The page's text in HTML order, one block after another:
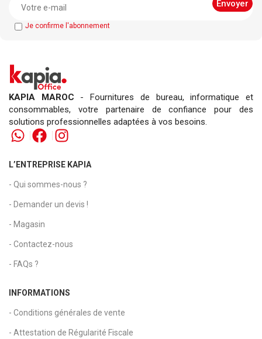
Je confirme l'abonnement
KAPIA MAROC - Fournitures de bureau, informatique et
consommables, votre partenaire de confiance pour des
solutions professionnelles adaptées à vos besoins.
L’ENTREPRISE KAPIA
- Qui sommes-nous ?
- Demander un devis !
- Magasin
- Contactez-nous
- FAQs ?
INFORMATIONS
- Conditions générales de vente
- Attestation de Régularité Fiscale